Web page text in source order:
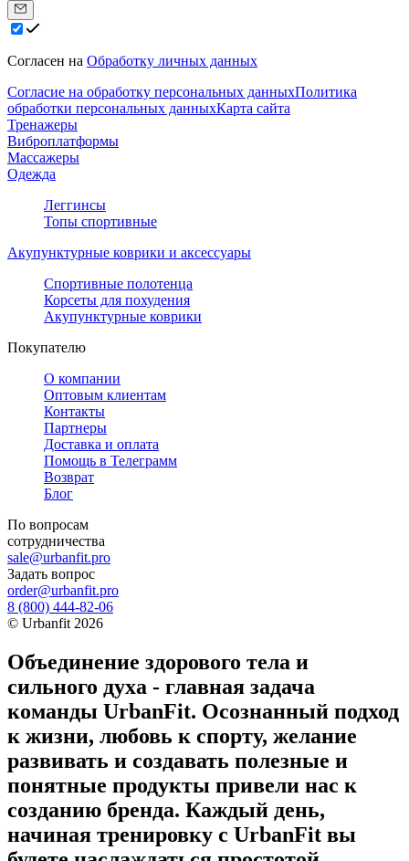
Согласен на Обработку личных данных
Согласие на обработку персональных данныхПолитика
обработки персональных данныхКарта сайта
Тренажеры
Виброплатформы
Массажеры
Одежда
Леггинсы
Топы спортивные
Акупунктурные коврики и аксессуары
Спортивные полотенца
Корсеты для похудения
Акупунктурные коврики
Покупателю
О компании
Оптовым клиентам
Контакты
Партнеры
Доставка и оплата
Помощь в Телеграмм
Возврат
Блог
По вопросам
сотрудничества
sale@urbanfit.pro
Задать вопрос
order@urbanfit.pro
8 (800) 444-82-06
© Urbanfit 2026
Объединение здорового тела и
сильного духа - главная задача
команды UrbanFit. Осознанный подход
к жизни, любовь к спорту, желание
развивать и создавать полезные и
понятные продукты привели нас к
созданию бренда. Каждый день,
начиная тренировку с UrbanFit вы